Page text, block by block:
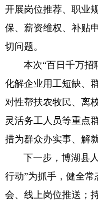
开展岗位推荐、职业
保、薪资维权、补贴
切问题。
本次“百日千万招
化解企业用工短缺、
对性帮扶农牧民、离
灵活务工人员等重点
措为群众办实事、解
下一步，博湖县
行动”为抓手，健全
会、线上岗位推送；